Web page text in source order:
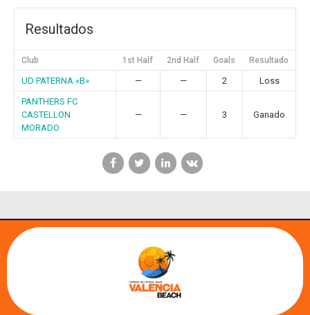
Resultados
Club 1st Half 2nd Half Goals Resultado
UD PATERNA «B» — — 2
Loss
PANTHERS FC
CASTELLON
MORADO
— — 3 Ganado